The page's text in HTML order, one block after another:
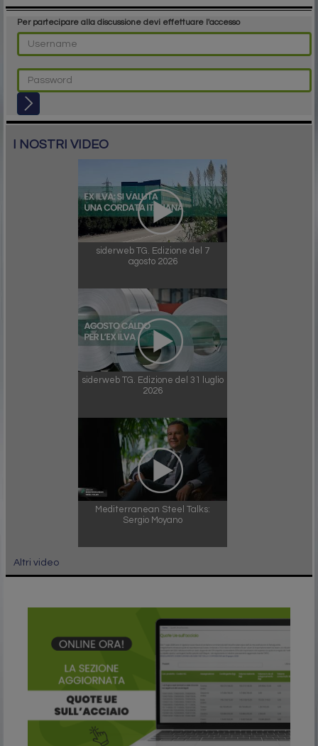
Per partecipare alla discussione devi effettuare l'accesso
I NOSTRI VIDEO
siderweb TG. Edizione del 7
agosto 2026
siderweb TG. Edizione del 31 luglio
2026
Mediterranean Steel Talks:
Sergio Moyano
Altri video